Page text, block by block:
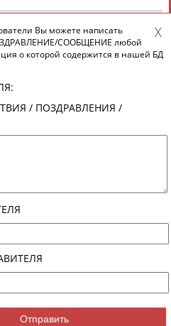
м
Time Records Diff
м
м
Time
Вы можете написать
СООБЩЕНИЕ любой
о которой содержится в нашей БД
/ ПОЗДРАВЛЕНИЯ /
Отправить